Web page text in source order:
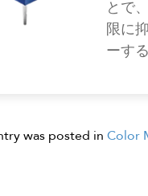
とで
限に
ーする
was posted in Color